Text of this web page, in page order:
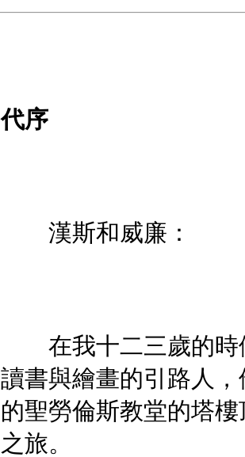
代序
漢斯和威廉：
在我十二三歲的時
讀書與繪畫的引路人
的聖勞倫斯教堂的塔
之旅。